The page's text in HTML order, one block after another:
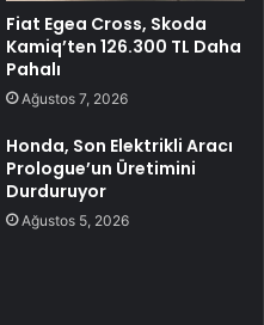
Fiat Egea Cross, Skoda
Kamiq’ten 126.300 TL Daha
Pahalı
Ağustos 7, 2026
Honda, Son Elektrikli Aracı
Prologue’un Üretimini
Durduruyor
Ağustos 5, 2026